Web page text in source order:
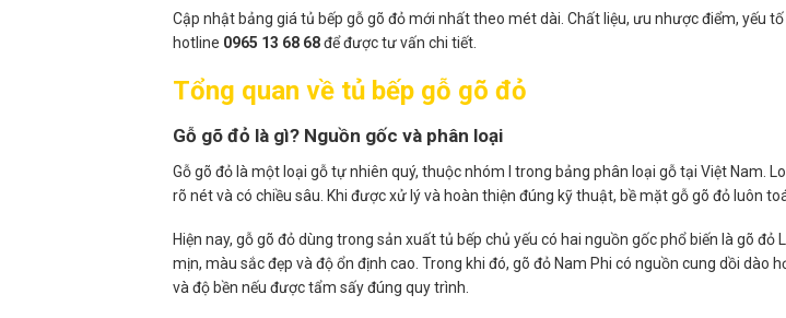
Cập nhật bảng giá tủ bếp gỗ gõ đỏ mới nhất theo mét dài. Chất liệu, ưu nhược điểm, yếu
hotline 0965 13 68 68để được tư vấn chi tiết.
Tổng quan về tủ bếp gỗ gõ đỏ
Gỗ gõ đỏ là gì? Nguồn gốc và phân loại
Gỗ gõ đỏ là một loại gỗ tự nhiên quý, thuộc nhóm I trong bảng phân loại gỗ tại Việt Nam.
rõ nét và có chiều sâu. Khi được xử lý và hoàn thiện đúng kỹ thuật, bề mặt gỗ gõ đỏ luôn
Hiện nay, gỗ gõ đỏ dùng trong sản xuất tủ bếp chủ yếu có hai nguồn gốc phổ biến là gõ
mịn, màu sắc đẹp và độ ổn định cao. Trong khi đó, gõ đỏ Nam Phi có nguồn cung dồi dào
và độ bền nếu được tẩm sấy đúng quy trình.